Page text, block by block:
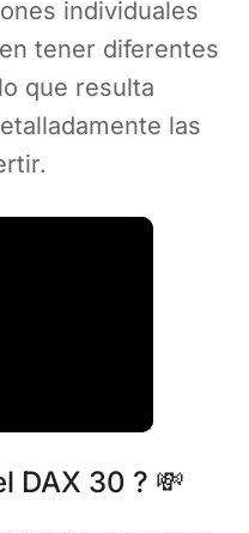
individuales
tener diferentes
que resulta
las
DAX 30 ? 💸